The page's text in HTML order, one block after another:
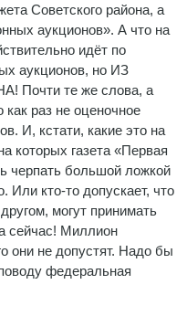
Советского района, а
аукционов». А что на
идёт по
аукционов, но ИЗ
те же слова, а
раз не оценочное
И, кстати, какие это на
которых газета «Первая
черпать большой ложкой
Или кто-то допускает, что
могут принимать
сейчас! Миллион
они не допустят. Надо бы
федеральная